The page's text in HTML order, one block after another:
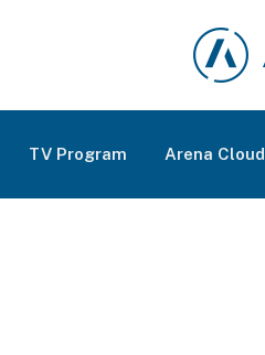
TV Program Arena Cloud